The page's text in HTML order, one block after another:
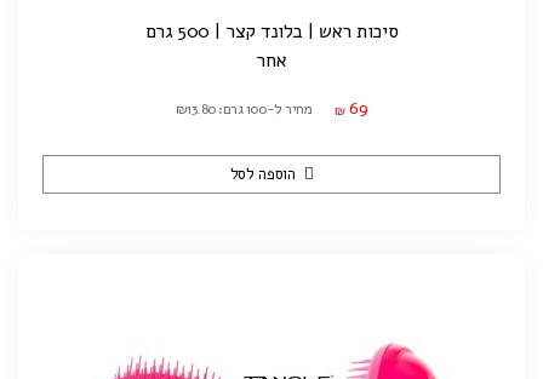
סיכות ראש | בלונד קצר | 500 גרם
אחר
₪ 69 מחיר ל-100 גרם: ₪13.80
הוספה לסל